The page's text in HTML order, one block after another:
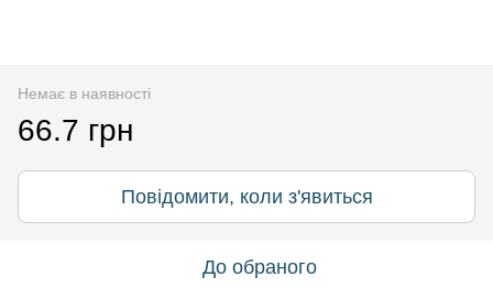
Немає в наявності
66.7 грн
Повідомити, коли з'явиться
До обраного